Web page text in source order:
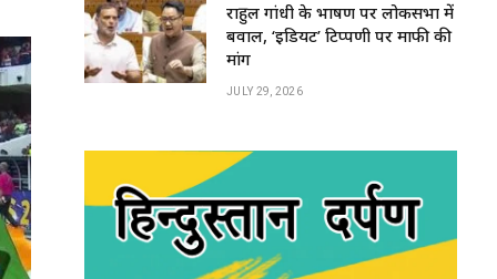
राहुल गांधी के भाषण पर लोकसभा में
बवाल, ‘इडियट’ टिप्पणी पर माफी की
मांग
JULY 29, 2026